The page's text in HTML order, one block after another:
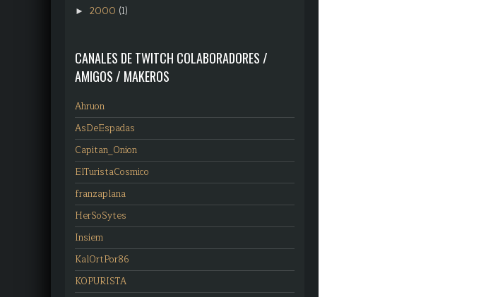
► 2000 (1)
CANALES DE TWITCH COLABORADORES /
AMIGOS / MAKEROS
Ahruon
AsDeEspadas
Capitan_Onion
ElTuristaCosmico
franzaplana
HerSoSytes
Insiem
KalOrtPor86
KOPURISTA